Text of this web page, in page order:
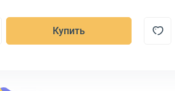
Купить